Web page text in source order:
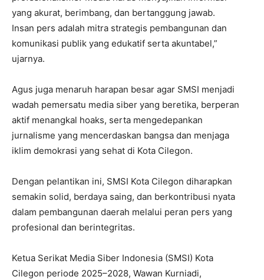
yang akurat, berimbang, dan bertanggung jawab.
Insan pers adalah mitra strategis pembangunan dan
komunikasi publik yang edukatif serta akuntabel,”
ujarnya.
Agus juga menaruh harapan besar agar SMSI menjadi
wadah pemersatu media siber yang beretika, berperan
aktif menangkal hoaks, serta mengedepankan
jurnalisme yang mencerdaskan bangsa dan menjaga
iklim demokrasi yang sehat di Kota Cilegon.
Dengan pelantikan ini, SMSI Kota Cilegon diharapkan
semakin solid, berdaya saing, dan berkontribusi nyata
dalam pembangunan daerah melalui peran pers yang
profesional dan berintegritas.
Ketua Serikat Media Siber Indonesia (SMSI) Kota
Cilegon periode 2025–2028, Wawan Kurniadi,